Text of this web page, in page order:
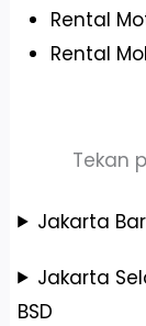
Rental
Rental
Tekan
Jakarta
Jakarta
BSD